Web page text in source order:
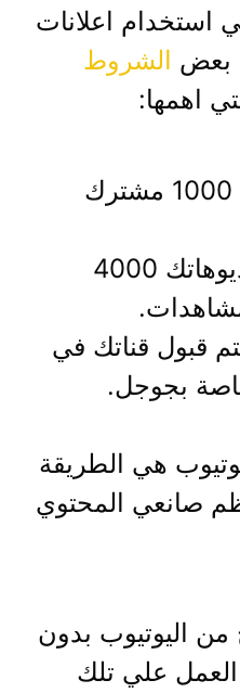
استخدام اعلانات
بعض الشروط
اهمها:
حصولك علي 1000 مشترك
ان تحصد فيديوهاتك 4000
قبول قناتك في
بجوجل.
هي الطريقة
صانعي المحتوي
من اليوتيوب بدون
علي تلك